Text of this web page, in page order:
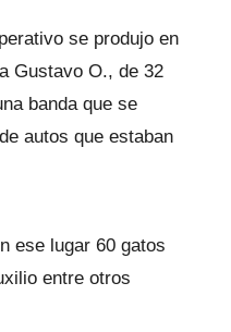
se produjo en
Gustavo O., de 32
banda que se
autos que estaban
ese lugar 60 gatos
entre otros